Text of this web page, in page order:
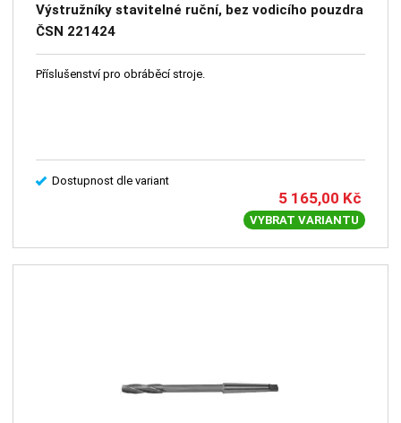
Výstružníky stavitelné ruční, bez vodicího pouzdra
ČSN 221424
Příslušenství pro obráběcí stroje.
Dostupnost dle variant
5 165,00 Kč
VYBRAT VARIANTU